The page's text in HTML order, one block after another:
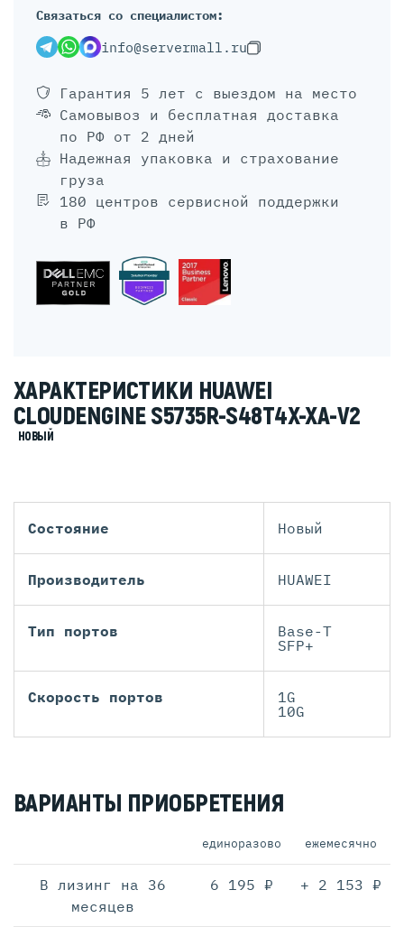
Связаться со специалистом:
info@servermall.ru
Гарантия 5 лет с выездом на место
Самовывоз и бесплатная доставка
по РФ от 2 дней
Надежная упаковка и страхование
груза
180 центров сервисной поддержки
в РФ
ХАРАКТЕРИСТИКИ HUAWEI
CLOUDENGINE S5735R-S48T4X-XA-V2
НОВЫЙ
Состояние Новый
Производитель HUAWEI
Тип портов
Base-T
SFP+
Скорость портов
1G
10G
ВАРИАНТЫ ПРИОБРЕТЕНИЯ
единоразово ежемесячно
В лизинг на 36
месяцев
6 195 ₽ + 2 153 ₽